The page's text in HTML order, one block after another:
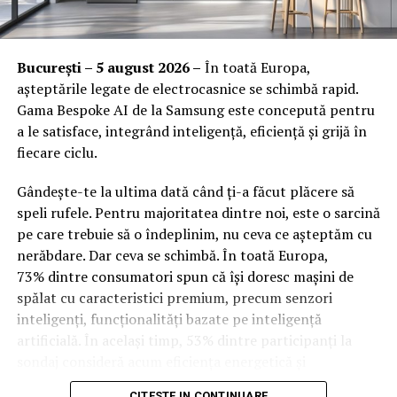
Orange Shop Victoriei (9:00 – 18:00)
Orange Shop Park Lake (12:00 – 20:00)
Incepand cu luni, 3.08, batarile pot fi comandate si prin
aplicatia WOLT.
Vineri, 7 august: 10:00 – 13:00
Ridicarea bratarilor inainte de festival se poate face
exclusiv de catre detinatorii de abonamente sau invitatii
de tip full pass.
Accesul in festival
București – 5 august 2026 – În toată Europa,
așteptările legate de electrocasnice se schimbă rapid.
Gama Bespoke AI de la Samsung este concepută pentru
a le satisface, integrând inteligență, eficiență și grijă în
fiecare ciclu.
Gândește-te la ultima dată când ți-a făcut plăcere să
speli rufele. Pentru majoritatea dintre noi, este o sarcină
pe care trebuie să o îndeplinim, nu ceva ce așteptăm cu
nerăbdare. Dar ceva se schimbă. În toată Europa,
73% dintre consumatori spun că își doresc mașini de
spălat cu caracteristici premium, precum senzori
inteligenți, funcționalități bazate pe inteligență
artificială. În același timp, 53% dintre participanți la
optimizarea bazată pe inteligență artificială drept